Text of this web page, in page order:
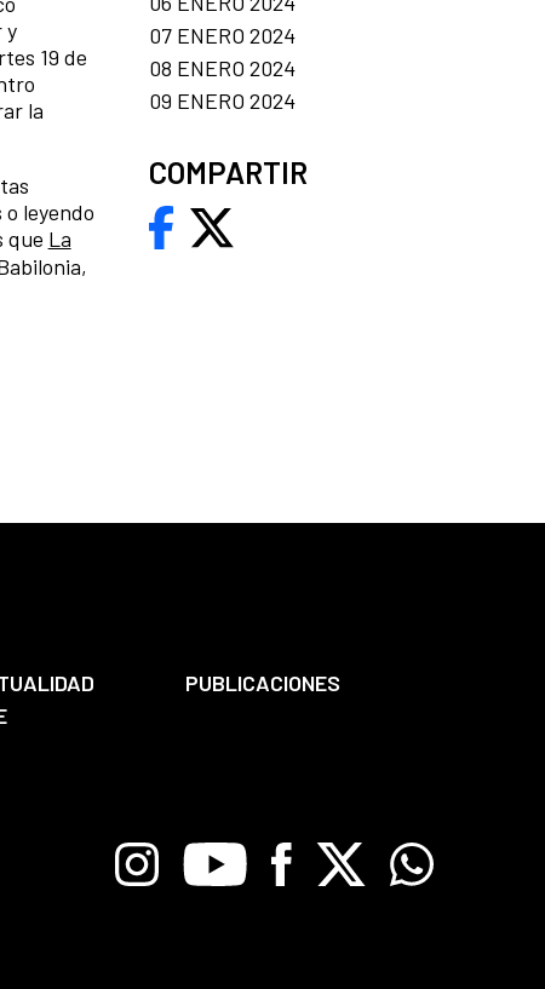
y
19 de
la
leyendo
que La
07 ENERO 2024
08 ENERO 2024
09 ENERO 2024
COMPARTIR
PUBLICACIONES
InstagramYoutube Facebook
X Whatsapp